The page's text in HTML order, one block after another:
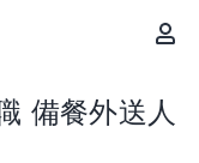
備餐外送人